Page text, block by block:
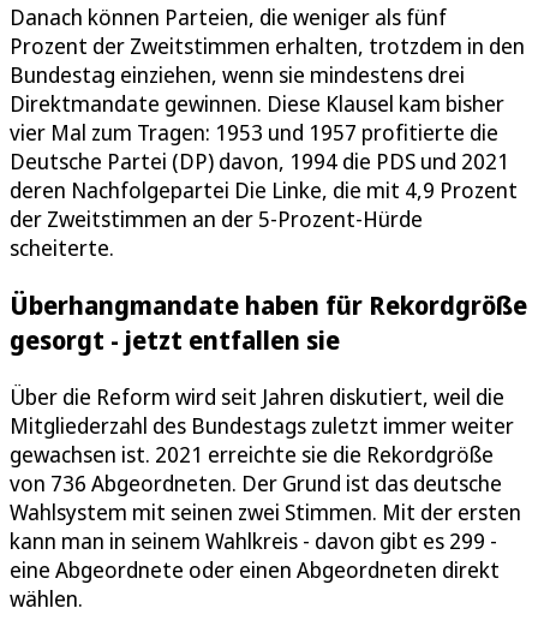
Danach können Parteien, die weniger als fünf
Prozent der Zweitstimmen erhalten, trotzdem in den
Bundestag einziehen, wenn sie mindestens drei
Direktmandate gewinnen. Diese Klausel kam bisher
vier Mal zum Tragen: 1953 und 1957 profitierte die
Deutsche Partei (DP) davon, 1994 die PDS und 2021
deren Nachfolgepartei Die Linke, die mit 4,9 Prozent
der Zweitstimmen an der 5-Prozent-Hürde
scheiterte.
Überhangmandate haben für Rekordgröße
gesorgt - jetzt entfallen sie
Über die Reform wird seit Jahren diskutiert, weil die
Mitgliederzahl des Bundestags zuletzt immer weiter
gewachsen ist. 2021 erreichte sie die Rekordgröße
von 736 Abgeordneten. Der Grund ist das deutsche
Wahlsystem mit seinen zwei Stimmen. Mit der ersten
kann man in seinem Wahlkreis - davon gibt es 299 -
eine Abgeordnete oder einen Abgeordneten direkt
wählen.